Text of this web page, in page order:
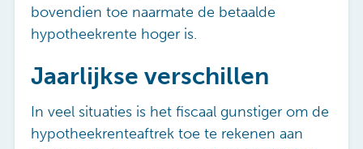
bovendien toe naarmate de betaalde
hypotheekrente hoger is.
Jaarlijkse verschillen
In veel situaties is het fiscaal gunstiger om de
hypotheekrenteaftrek toe te rekenen aan